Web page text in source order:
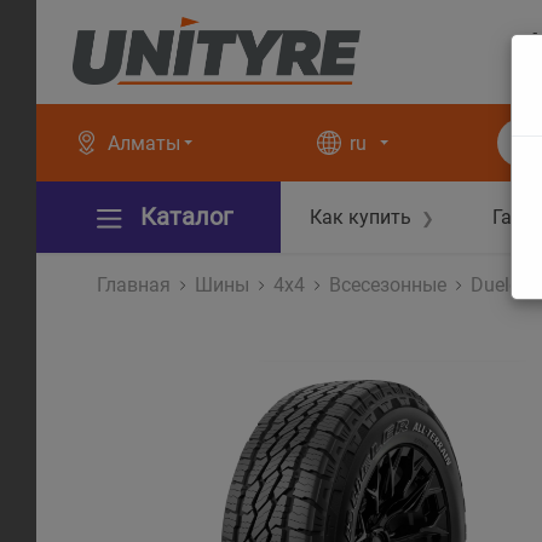
Алматы ru
Каталог Как купить ❯
Главная Шины 4x4 Всесезонные Dueler